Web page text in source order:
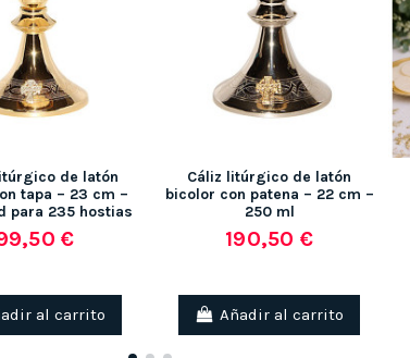
de latón
tapa – 23 cm –
para 235 hostias
€
al carrito
Cáliz litúrgico de latón
bicolor con patena – 22 cm –
250 ml
190,50 €
Añadir al carrito